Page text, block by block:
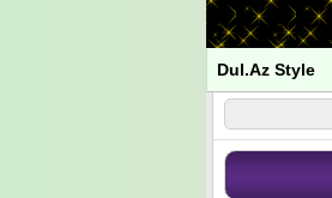
Dul.Az Style